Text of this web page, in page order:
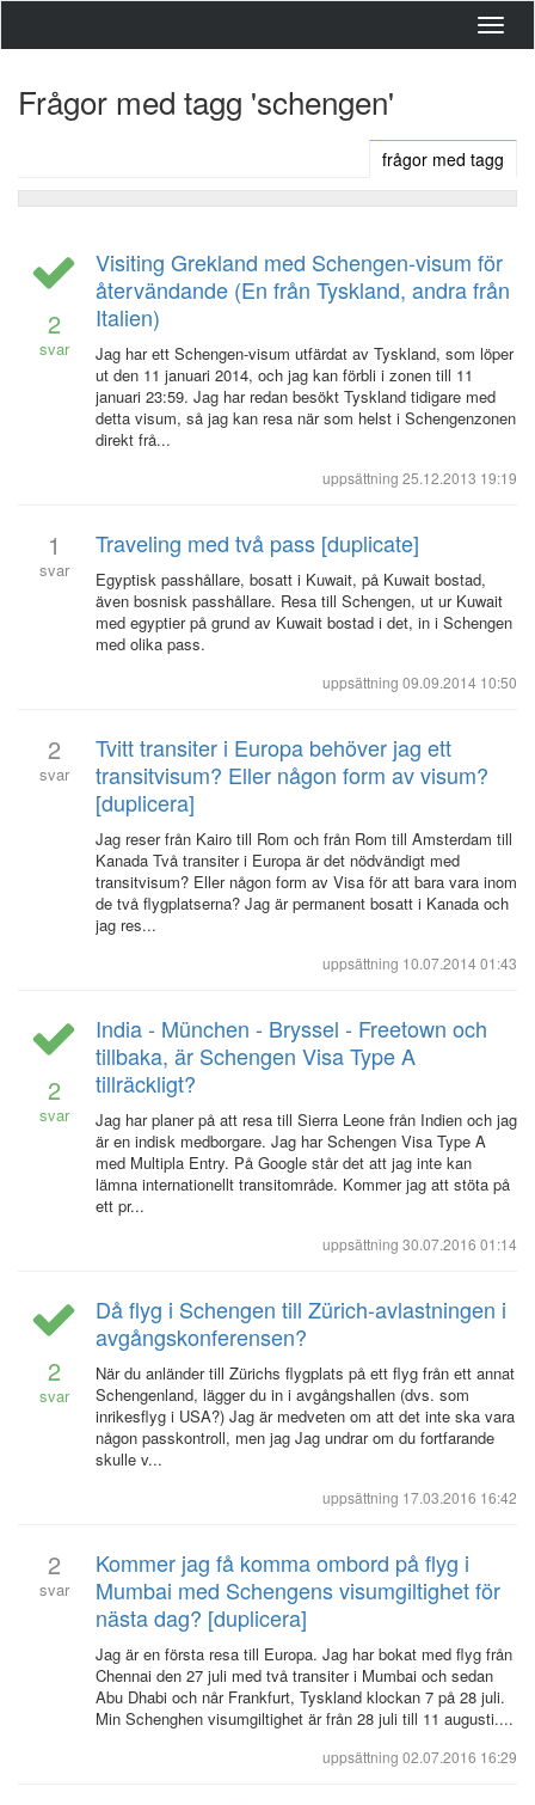
Frågor med tagg 'schengen'
frågor med tagg
2
svar
Visiting Grekland med Schengen-visum för
återvändande (En från Tyskland, andra från
Italien)
Jag har ett Schengen-visum utfärdat av Tyskland, som löper
ut den 11 januari 2014, och jag kan förbli i zonen till 11
januari 23:59. Jag har redan besökt Tyskland tidigare med
detta visum, så jag kan resa när som helst i Schengenzonen
direkt frå...
uppsättning 25.12.2013 19:19
1
svar
Traveling med två pass [duplicate]
Egyptisk passhållare, bosatt i Kuwait, på Kuwait bostad,
även bosnisk passhållare. Resa till Schengen, ut ur Kuwait
med egyptier på grund av Kuwait bostad i det, in i Schengen
med olika pass.
uppsättning 09.09.2014 10:50
2
svar
Tvitt transiter i Europa behöver jag ett
transitvisum? Eller någon form av visum?
[duplicera]
Jag reser från Kairo till Rom och från Rom till Amsterdam till
Kanada Två transiter i Europa är det nödvändigt med
transitvisum? Eller någon form av Visa för att bara vara inom
de två flygplatserna? Jag är permanent bosatt i Kanada och
jag res...
uppsättning 10.07.2014 01:43
2
svar
India - München - Bryssel - Freetown och
tillbaka, är Schengen Visa Type A
tillräckligt?
Jag har planer på att resa till Sierra Leone från Indien och jag
är en indisk medborgare. Jag har Schengen Visa Type A
med Multipla Entry. På Google står det att jag inte kan
lämna internationellt transitområde. Kommer jag att stöta på
ett pr...
uppsättning 30.07.2016 01:14
2
svar
Då flyg i Schengen till Zürich-avlastningen i
avgångskonferensen?
När du anländer till Zürichs flygplats på ett flyg från ett annat
Schengenland, lägger du in i avgångshallen (dvs. som
inrikesflyg i USA?) Jag är medveten om att det inte ska vara
någon passkontroll, men jag Jag undrar om du fortfarande
skulle v...
uppsättning 17.03.2016 16:42
2
svar
Kommer jag få komma ombord på flyg i
Mumbai med Schengens visumgiltighet för
nästa dag? [duplicera]
Jag är en första resa till Europa. Jag har bokat med flyg från
Chennai den 27 juli med två transiter i Mumbai och sedan
Abu Dhabi och når Frankfurt, Tyskland klockan 7 på 28 juli.
Min Schenghen visumgiltighet är från 28 juli till 11 augusti....
uppsättning 02.07.2016 16:29